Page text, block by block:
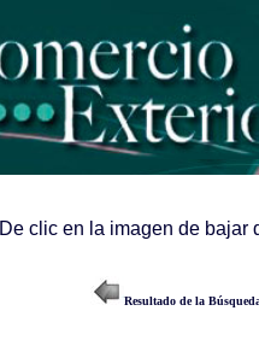
De clic en la imagen de bajar
Resultado de la